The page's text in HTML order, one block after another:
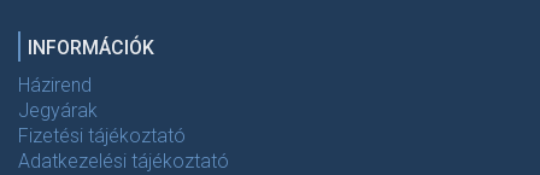
INFORMÁCIÓK
Házirend
Jegyárak
Fizetési tájékoztató
Adatkezelési tájékoztató